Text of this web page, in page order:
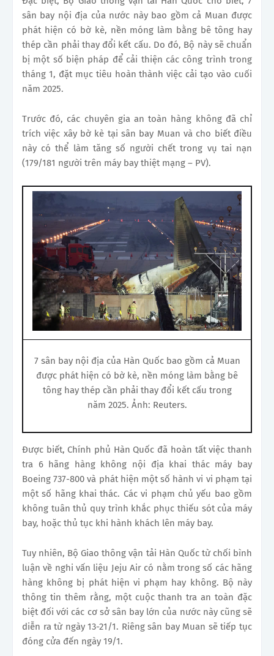
sân bay nội địa của nước này bao gồm cả Muan được
phát hiện có bờ kè, nền móng làm bằng bê tông hay
thép cần phải thay đổi kết cấu. Do đó, Bộ này sẽ chuẩn
bị một số biện pháp để cải thiện các công trình trong
tháng 1, đặt mục tiêu hoàn thành việc cải tạo vào cuối
năm 2025.
Trước đó, các chuyên gia an toàn hàng không đã chỉ
trích việc xây bờ kè tại sân bay Muan và cho biết điều
này có thể làm tăng số người chết trong vụ tai nạn
(179/181 người trên máy bay thiệt mạng – PV).
7 sân bay nội địa của Hàn Quốc bao gồm cả Muan
được phát hiện có bờ kè, nền móng làm bằng bê
tông hay thép cần phải thay đổi kết cấu trong
năm 2025. Ảnh: Reuters.
Được biết, Chính phủ Hàn Quốc đã hoàn tất việc thanh
tra 6 hãng hàng không nội địa khai thác máy bay
Boeing 737-800 và phát hiện một số hành vi vi phạm tại
một số hãng khai thác. Các vi phạm chủ yếu bao gồm
không tuân thủ quy trình khắc phục thiếu sót của máy
bay, hoặc thủ tục khi hành khách lên máy bay.
Tuy nhiên, Bộ Giao thông vận tải Hàn Quốc từ chối bình
luận về nghi vấn liệu Jeju Air có nằm trong số các hãng
hàng không bị phát hiện vi phạm hay không. Bộ này
thông tin thêm rằng, một cuộc thanh tra an toàn đặc
biệt đối với các cơ sở sân bay lớn của nước này cũng sẽ
diễn ra từ ngày 13-21/1. Riêng sân bay Muan sẽ tiếp tục
đóng cửa đến ngày 19/1.